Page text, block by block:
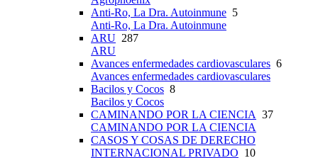
Anti-Ro, La Dra. Autoinmune 5
Anti-Ro, La Dra. Autoinmune
ARU 287
ARU
Avances enfermedades cardiovasculares 6
Avances enfermedades cardiovasculares
Bacilos y Cocos 8
Bacilos y Cocos
CAMINANDO POR LA CIENCIA 37
CAMINANDO POR LA CIENCIA
CASOS Y COSAS DE DERECHO
INTERNACIONAL PRIVADO 10